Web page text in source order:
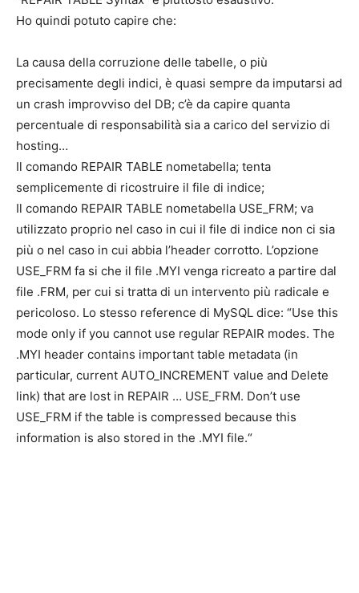
Ho quindi potuto capire che:
La causa della corruzione delle tabelle, o più
precisamente degli indici, è quasi sempre da imputarsi ad
un crash improvviso del DB; c’è da capire quanta
percentuale di responsabilità sia a carico del servizio di
hosting…
Il comando REPAIR TABLE nometabella; tenta
semplicemente di ricostruire il file di indice;
Il comando REPAIR TABLE nometabella USE_FRM; va
utilizzato proprio nel caso in cui il file di indice non ci sia
più o nel caso in cui abbia l’header corrotto. L’opzione
USE_FRM fa si che il file .MYI venga ricreato a partire dal
file .FRM, per cui si tratta di un intervento più radicale e
pericoloso. Lo stesso reference di MySQL dice: “Use this
mode only if you cannot use regular REPAIR modes. The
.MYI header contains important table metadata (in
particular, current AUTO_INCREMENT value and Delete
link) that are lost in REPAIR … USE_FRM. Don’t use
USE_FRM if the table is compressed because this
information is also stored in the .MYI file.“